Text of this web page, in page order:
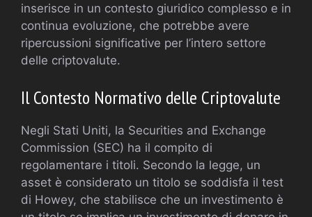
inserisce in un contesto giuridico complesso e in
continua evoluzione, che potrebbe avere
ripercussioni significative per l’intero settore
delle criptovalute.
Il Contesto Normativo delle Criptovalute
Negli Stati Uniti, la Securities and Exchange
Commission (SEC) ha il compito di
regolamentare i titoli. Secondo la legge, un
asset è considerato un titolo se soddisfa il test
di Howey, che stabilisce che un investimento è